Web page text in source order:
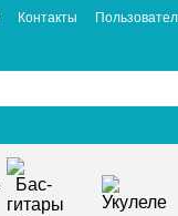
Контакты